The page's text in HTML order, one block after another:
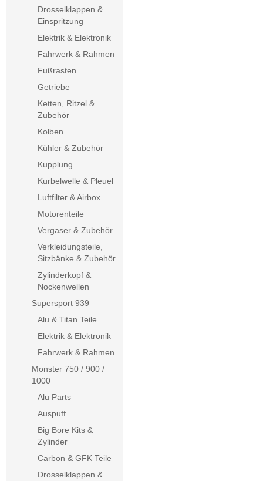
Drosselklappen &
Einspritzung
Elektrik & Elektronik
Fahrwerk & Rahmen
Fußrasten
Getriebe
Ketten, Ritzel &
Zubehör
Kolben
Kühler & Zubehör
Kupplung
Kurbelwelle & Pleuel
Luftfilter & Airbox
Motorenteile
Vergaser & Zubehör
Verkleidungsteile,
Sitzbänke & Zubehör
Zylinderkopf &
Nockenwellen
Supersport 939
Alu & Titan Teile
Elektrik & Elektronik
Fahrwerk & Rahmen
Monster 750 / 900 /
1000
Alu Parts
Auspuff
Big Bore Kits &
Zylinder
Carbon & GFK Teile
Drosselklappen &